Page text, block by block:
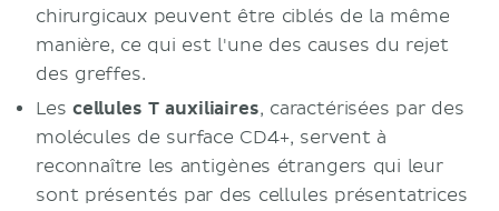
chirurgicaux peuvent être ciblés de la même
manière, ce qui est l'une des causes du rejet
des greffes.
Les cellules T auxiliaires, caractérisées par des
molécules de surface CD4+, servent à
reconnaître les antigènes étrangers qui leur
sont présentés par des cellules présentatrices